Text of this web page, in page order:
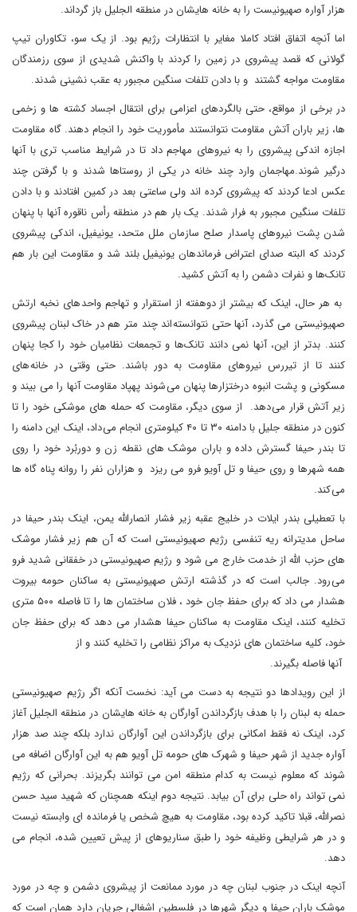
هزار آواره صهیونیست را به خانه هایشان در منطقه الجلیل باز گرداند.
اما آنچه اتفاق افتاد کاملا مغایر با انتظارات رژیم بود. از یک سو، تکاوران تیپ
گولانی که قصد پیشروی در زمین را کردند با واکنش شدیدی از سوی رزمندگان
مقاومت مواجه گشتند و با دادن تلفات سنگین مجبور به عقب نشینی شدند.
در برخی از مواقع، حتی بالگردهای اعزامی برای انتقال اجساد کشته ها و زخمی
ها، زیر باران آتش مقاومت نتوانستند مأموریت خود را انجام دهند. گاه مقاومت
اجازه اندکی پیشروی را به نیروهای مهاجم داد تا در شرایط مناسب تری با آنها
درگیر شوند.مهاجمان وارد چند خانه در یکی از روستاها شدند و با گرفتن چند
عکس ادعا کردند که پیشروی کرده اند ولی ساعتی بعد در کمین افتادند و با دادن
تلفات سنگین مجبور به فرار شدند. یک بار هم در منطقه رأس ناقوره آنها با پنهان
شدن پشت نیروهای پاسدار صلح سازمان ملل متحد، یونیفیل، اندکی پیشروی
کردند که البته صدای اعتراض فرماندهان یونیفیل بلند شد و مقاومت این بار هم
تانک‌ها و نفرات دشمن را به آتش کشید.
به هر حال، اینک که بیشتر از دوهفته از استقرار و تهاجم واحد های نخبه ارتش
صهیونیستی می گذرد، آنها حتی نتوانسته اند چند متر هم در خاک لبنان پیشروی
کنند. بدتر از این، آنها نمی دانند تانک‌ها و تجمعات نظامیان خود را کجا پنهان
کنند تا از تیررس نیروهای مقاومت به دور باشند. حتی وقتی در خانه های
مسکونی و پشت انبوه درختزارها پنهان می شوند پهپاد مقاومت آنها را می بیند و
زیر آتش قرار می دهد. از سوی دیگر، مقاومت که حمله های موشکی خود را تا
کنون در منطقه جلیل با دامنه ۳۰ تا ۴۰ کیلومتری انجام می داد، اینک این دامنه را
تا بندر حیفا گسترش داده و باران موشک های نقطه زن و دوربُرد خود را روی
همه شهرها و روی حیفا و تل آویو فرو می ریزد و هزاران نفر را روانه پناه گاه ها
می کند.
با تعطیلی بندر ایلات در خلیج عقبه زیر فشار انصارالله یمن، اینک بندر حیفا در
ساحل مدیترانه ریه تنفسی رژیم صهیونیستی است که آن هم زیر فشار موشک
های حزب الله از خدمت خارج می شود و رژیم صهیونیستی در خفقانی شدید فرو
می رود. جالب است که در گذشته ارتش صهیونیستی به ساکنان حومه بیروت
هشدار می داد که برای حفظ جان خود ، فلان ساختمان ها را تا فاصله ۵۰۰ متری
تخلیه کنند، اینک مقاومت به ساکنان حیفا هشدار می دهد که برای حفظ جان
خود، کلیه ساختمان های نزدیک به مراکز نظامی را تخلیه کنند و از
آنها فاصله بگیرند.
از این رویدادها دو نتیجه به دست می آید: نخست آنکه اگر رژیم صهیونیستی
حمله به لبنان را با هدف بازگرداندن آوارگان به خانه هایشان در منطقه الجلیل آغاز
کرد، اینک نه فقط امکانی برای بازگرداندن این آوارگان ندارد بلکه چند صد هزار
آواره جدید از شهر حیفا و شهرک های حومه تل آویو هم به این آوارگان اضافه می
شوند که معلوم نیست به کدام منطقه امن می توانند بگریزند. بحرانی که رژیم
نمی تواند راه حلی برای آن بیابد. نتیجه دوم اینکه همچنان که شهید سید حسن
نصرالله، قبلا تاکید کرده بود، مقاومت به هیچ شخص یا فرمانده ای وابسته نیست
و در هر شرایطی وظیفه خود را طبق سناریوهای از پیش تعیین شده، انجام می
دهد.
آنچه اینک در جنوب لبنان چه در مورد ممانعت از پیشروی دشمن و چه در مورد
موشک باران حیفا و دیگر شهرها در فلسطین اشغالی جریان دارد همان است که